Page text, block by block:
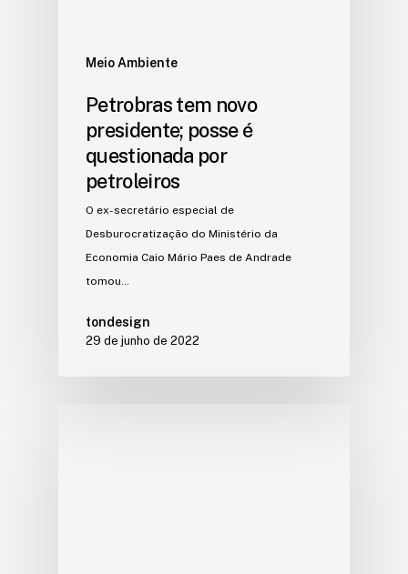
Meio Ambiente
Petrobras tem novo
presidente; posse é
questionada por
petroleiros
O ex-secretário especial de
Desburocratização do Ministério da
Economia Caio Mário Paes de Andrade
tomou…
tondesign
29 de junho de 2022